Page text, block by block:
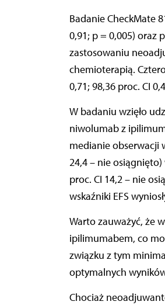
Badanie CheckMate
0,91; p = 0,005) oraz
zastosowaniu
chemioterapią.
0,71; 98,36 proc. CI
W badaniu wzięło
niwolumab z
medianie obserwacji
24,4 – nie
proc. CI 14,2 – nie
wskaźniki EFS
Warto zauważyć, że
ipilimumabem, co
związku z tym
optymalnych
Chociaż